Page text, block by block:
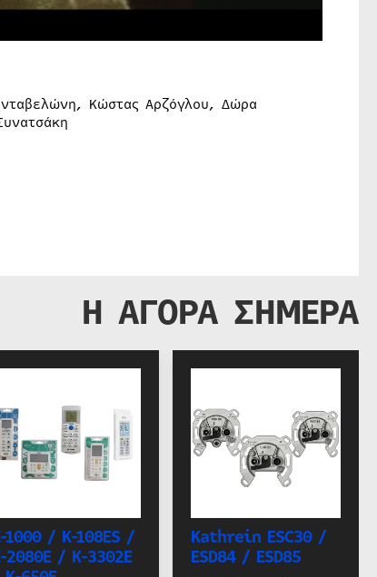
Κώστας Αρζόγλου, Δώρα
Η ΑΓΟΡΑ ΣΗΜΕΡΑ
1000 / K-108ES /
2080E / K-3302E
Kathrein ESC30 /
ESD84 / ESD85